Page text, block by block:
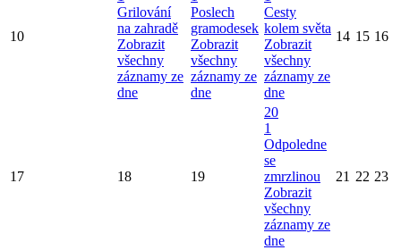
10
Grilování
na zahradě
Zobrazit
všechny
záznamy ze
dne
Poslech
gramodesek
Zobrazit
všechny
záznamy ze
dne
Cesty
kolem světa
Zobrazit
všechny
záznamy ze
dne
14 15 16
17 18 19
20
1
Odpoledne
se
zmrzlinou
Zobrazit
všechny
záznamy ze
dne
21 22 23